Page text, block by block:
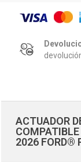
ACTUADOR
2026 FORD®